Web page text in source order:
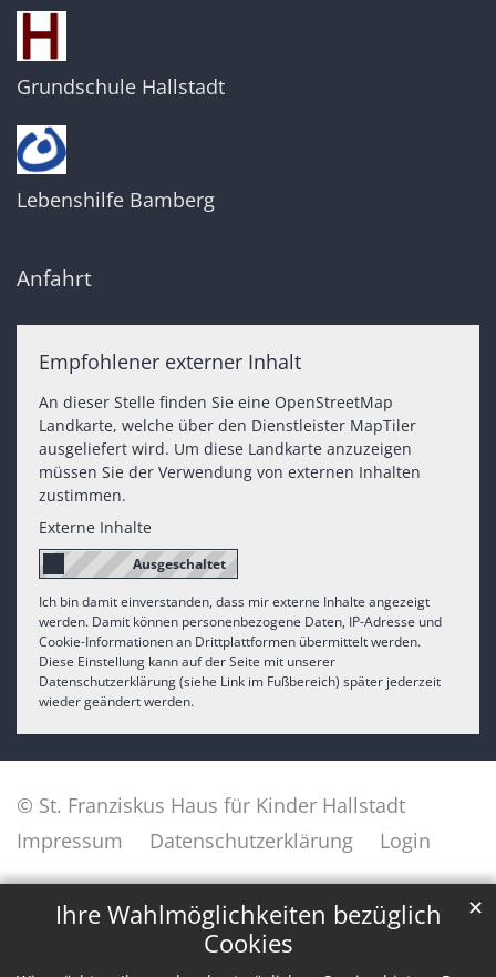
Ihre Wahlmöglichkeiten bezüglich
Cookies
✕
Grundschule Hallstadt
Lebenshilfe Bamberg
Anfahrt
Empfohlener externer Inhalt
An dieser Stelle finden Sie eine OpenStreetMap
Landkarte, welche über den Dienstleister MapTiler
ausgeliefert wird. Um diese Landkarte anzuzeigen
müssen Sie der Verwendung von externen Inhalten
zustimmen.
Externe Inhalte
Ich bin damit einverstanden, dass mir externe Inhalte angezeigt
werden. Damit können personenbezogene Daten, IP-Adresse und
Cookie-Informationen an Drittplattformen übermittelt werden.
Diese Einstellung kann auf der Seite mit unserer
Datenschutzerklärung (siehe Link im Fußbereich) später jederzeit
wieder geändert werden.
© St. Franziskus Haus für Kinder Hallstadt
Impressum
Datenschutzerklärung Login